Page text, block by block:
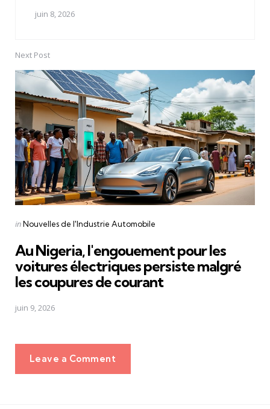
juin 8, 2026
Next Post
Posted
inNouvelles de l'Industrie Automobile
Au Nigeria, l'engouement pour les
voitures électriques persiste malgré
les coupures de courant
juin 9, 2026
Leave a Comment